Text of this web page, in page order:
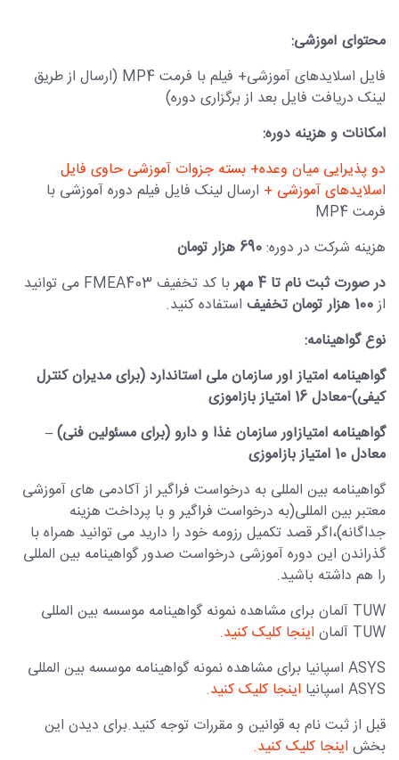
محتوای آموزشی:
فایل اسلایدهای آموزشی+ فیلم با فرمت MP4 (ارسال از طریق
لینک دریافت فایل بعد از برگزاری دوره)
امکانات و هزینه دوره:
دو پذیرایی میان وعده+ بسته جزوات آموزشی حاوی فایل
اسلایدهای آموزشی + ارسال لینک فایل فیلم دوره آموزشی با
فرمت MP4
هزینه شرکت در دوره:690 هزار تومان
در صورت ثبت نام تا 4 مهر
با کد تخفیف FMEA403 می توانید
از100 هزار تومان تخفیف
استفاده کنید.
نوع گواهینامه:
گواهینامه امتیاز آور سازمان ملی استاندارد(برای مدیران کنترل
کیفی)-معادل 16 امتیاز بازآموزی
گواهینامه امتیازآور سازمان غذا و دارو (برای مسئولین فنی) –
معادل 10 امتیاز بازآموزی
گواهینامه بین المللی به درخواست فراگیر از آکادمی های آموزشی
معتبر بین المللی(به درخواست فراگیر و با پرداخت هزینه
جداگانه)،اگر قصد تکمیل رزومه خود را دارید می توانید همراه با
گذراندن این دوره آموزشی درخواست صدور گواهینامه بین المللی
را هم داشته باشید.
TUW آلمان برای مشاهده نمونه گواهینامه موسسه بین المللی
TUW آلمان
اینجا کلیک کنید.
ASYS اسپانیا برای مشاهده نمونه گواهینامه موسسه بین المللی
ASYS اسپانیا
اینجا کلیک کنید.
قبل از ثبت نام به قوانین و مقررات توجه کنید.برای دیدن این
بخش اینجا کلیک کنید.